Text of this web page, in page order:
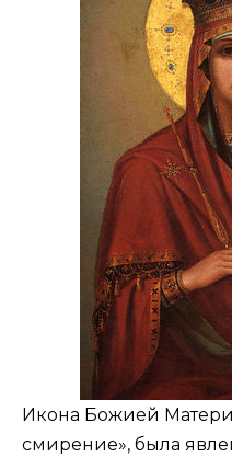
Ико­на Бо­жи­ей
сми­ре­ние», бы­ла